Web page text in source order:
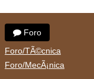
Foro
Foro/TÃ©cnica
Foro/MecÃ¡nica